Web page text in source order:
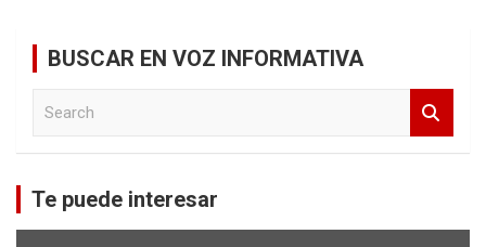
BUSCAR EN VOZ INFORMATIVA
c
Te puede interesar